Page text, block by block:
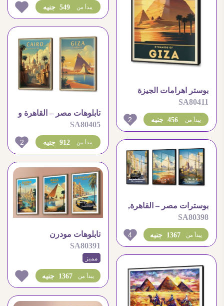
549 جنيه يبدأ من
بوستر اهرامات الجيزة
SA80411
456 جنيه يبدأ من 2
تابلوهات مصر – القاهرة و
الجيزة
SA80405
912 جنيه يبدأ من 2
بوسترات مصر – القاهرة,
الجيزه, الاسكندرية
SA80398
1367 جنيه يبدأ من 4
تابلوهات مودرن
محافظات مصر
SA80391
مميز
1367 جنيه يبدأ من